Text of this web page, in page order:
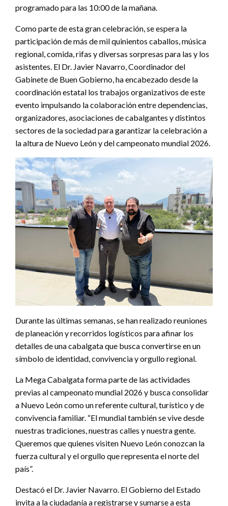
programado para las 10:00 de la mañana.
Como parte de esta gran celebración, se espera la
participación de más de mil quinientos caballos, música
regional, comida, rifas y diversas sorpresas para las y los
asistentes. El Dr. Javier Navarro, Coordinador del
Gabinete de Buen Gobierno, ha encabezado desde la
coordinación estatal los trabajos organizativos de este
evento impulsando la colaboración entre dependencias,
organizadores, asociaciones de cabalgantes y distintos
sectores de la sociedad para garantizar la celebración a
la altura de Nuevo León y del campeonato mundial 2026.
Durante las últimas semanas, se han realizado reuniones
de planeación y recorridos logísticos para afinar los
detalles de una cabalgata que busca convertirse en un
símbolo de identidad, convivencia y orgullo regional.
La Mega Cabalgata forma parte de las actividades
previas al campeonato mundial 2026 y busca consolidar
a Nuevo León como un referente cultural, turístico y de
convivencia familiar. “El mundial también se vive desde
nuestras tradiciones, nuestras calles y nuestra gente.
Queremos que quienes visiten Nuevo León conozcan la
fuerza cultural y el orgullo que representa el norte del
país”.
Destacó el Dr. Javier Navarro. El Gobierno del Estado
invita a la ciudadanía a registrarse y sumarse a esta